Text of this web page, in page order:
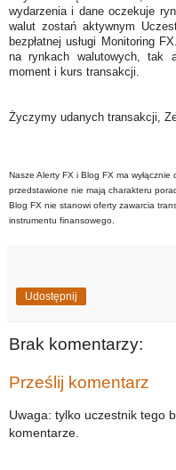
wydarzenia i dane oczekuje
walut zostań aktywnym
bezpłatnej usługi Monitoring
na rynkach walutowych, tak
moment i kurs transakcji.
Życzymy udanych transakcji,
Nasze Alerty FX i Blog FX ma
przedstawione nie mają charakteru
Blog FX nie stanowi oferty zawarcia
instrumentu finansowego.
Udostępnij
Brak komentarzy:
Prześlij komentarz
Uwaga: tylko uczestnik tego
komentarze.